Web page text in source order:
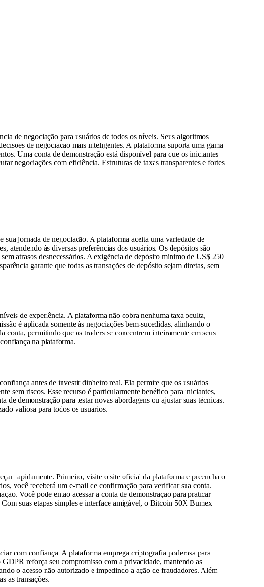
de negociação para usuários de todos os níveis. Seus algoritmos
de negociação mais inteligentes. A plataforma suporta uma gama
Uma conta de demonstração está disponível para que os iniciantes
negociações com eficiência. Estruturas de taxas transparentes e fortes
jornada de negociação. A plataforma aceita uma variedade de
atendendo às diversas preferências dos usuários. Os depósitos são
atrasos desnecessários. A exigência de depósito mínimo de US$ 250
garante que todas as transações de depósito sejam diretas, sem
de experiência. A plataforma não cobra nenhuma taxa oculta,
é aplicada somente às negociações bem-sucedidas, alinhando o
conta, permitindo que os traders se concentrem inteiramente em seus
na plataforma.
antes de investir dinheiro real. Ela permite que os usuários
sem riscos. Esse recurso é particularmente benéfico para iniciantes,
demonstração para testar novas abordagens ou ajustar suas técnicas.
valiosa para todos os usuários.
rapidamente. Primeiro, visite o site oficial da plataforma e preencha o
você receberá um e-mail de confirmação para verificar sua conta.
Você pode então acessar a conta de demonstração para praticar
suas etapas simples e interface amigável, o Bitcoin 50X Bumex
com confiança. A plataforma emprega criptografia poderosa para
reforça seu compromisso com a privacidade, mantendo as
o acesso não autorizado e impedindo a ação de fraudadores. Além
as transações.